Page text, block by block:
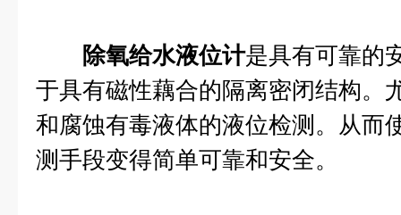
除氧给水液位计是具有可靠的
于具有磁性藕合的隔离密闭结构。
和腐蚀有毒液体的液位检测。从而
测手段变得简单可靠和安全。